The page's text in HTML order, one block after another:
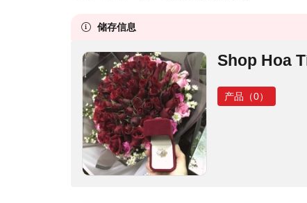
储存信息
Shop Hoa
产品（0）